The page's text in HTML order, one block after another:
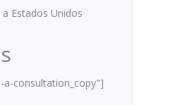
Estados Unidos
consultation_copy"]